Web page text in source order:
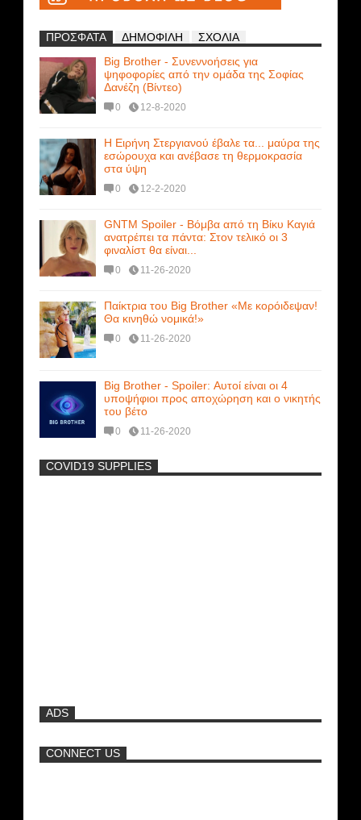
ΠΡΟΣΦΑΤΑ ΔΗΜΟΦΙΛΗ
ΣΧΟΛΙΑ
Big Brother - Συνεννοήσεις για
ψηφοφορίες από την ομάδα της Σοφίας
Δανέζη (Βίντεο)
0 12-8-2020
Η Ειρήνη Στεργιανού έβαλε τα... μαύρα της
εσώρουχα και ανέβασε τη θερμοκρασία
στα ύψη
0 12-2-2020
GNTM Spoiler - Βόμβα από τη Βίκυ Καγιά
ανατρέπει τα πάντα: Στον τελικό οι 3
φιναλίστ θα είναι...
0 11-26-2020
Παίκτρια του Big Brother «Με κορόιδεψαν!
Θα κινηθώ νομικά!»
0 11-26-2020
Big Brother - Spoiler: Αυτοί είναι οι 4
υποψήφιοι προς αποχώρηση και ο νικητής
του βέτο
0 11-26-2020
ότι δεν θα περπατήσει ποτέ ξανά!
-
COVID19 SUPPLIES
ADS
CONNECT US